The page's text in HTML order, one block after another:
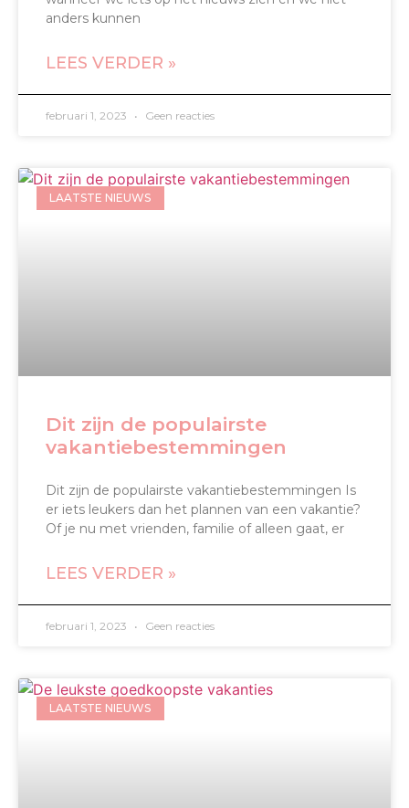
anders kunnen
LEES VERDER »
februari 1, 2023 Geen reacties
LAATSTE NIEUWS
Dit zijn de populairste
vakantiebestemmingen
Dit zijn de populairste vakantiebestemmingen Is
er iets leukers dan het plannen van een vakantie?
Of je nu met vrienden, familie of alleen gaat, er
LEES VERDER »
februari 1, 2023 Geen reacties
LAATSTE NIEUWS